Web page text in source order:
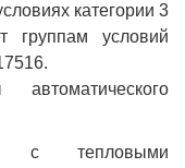
категории 3
группам условий
с тепловыми